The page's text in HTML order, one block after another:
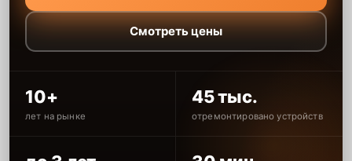
Смотреть цены
10+
лет на рынке
45 тыс.
отремонтировано устройств